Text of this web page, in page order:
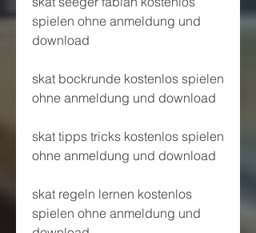
spielen ohne anmeldung und
download
skat bockrunde kostenlos spielen
ohne anmeldung und download
skat tipps tricks kostenlos spielen
ohne anmeldung und download
skat regeln lernen kostenlos
spielen ohne anmeldung und